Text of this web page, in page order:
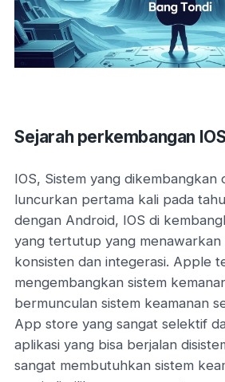
Sejarah perkembangan IOS
IOS, Sistem yang dikembangkan
luncurkan pertama kali pada
dengan Android, IOS di
yang tertutup yang menawarkan
konsisten dan integerasi. Apple
mengembangkan sistem
bermunculan sistem keamanan
App store yang sangat selektif
aplikasi yang bisa berjalan
sangat membutuhkan sistem